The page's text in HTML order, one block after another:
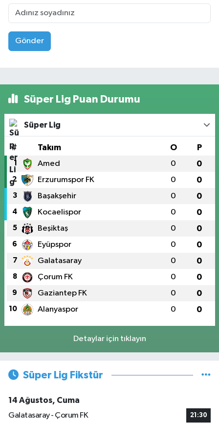
Gönder
Süper Lig Puan Durumu
Süper Lig
# Takım O P
1 Amed 0 0
2 Erzurumspor FK 0 0
3 Başakşehir 0 0
4 Kocaelispor 0 0
5 Beşiktaş 0 0
6 Eyüpspor 0 0
7 Galatasaray 0 0
8 Çorum FK 0 0
9 Gaziantep FK 0 0
10 Alanyaspor 0 0
Detaylar için tıklayın
Süper Lig Fikstür
14 Ağustos, Cuma
Galatasaray - Çorum FK
21:30